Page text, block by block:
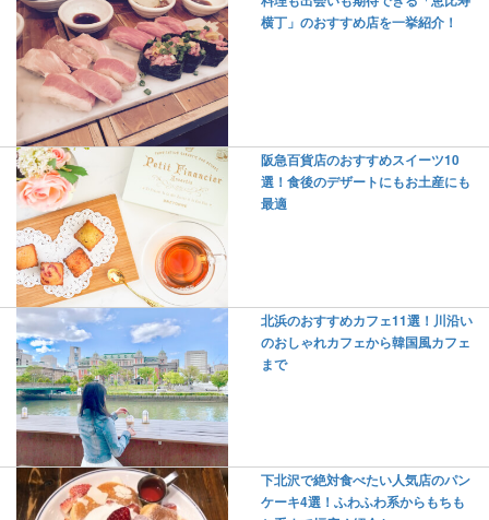
横丁」のおすすめ店を一挙紹介！
阪急百貨店のおすすめスイーツ10
選！食後のデザートにもお土産にも
最適
北浜のおすすめカフェ11選！川沿い
のおしゃれカフェから韓国風カフェ
まで
下北沢で絶対食べたい人気店のパン
ケーキ4選！ふわふわ系からもちも